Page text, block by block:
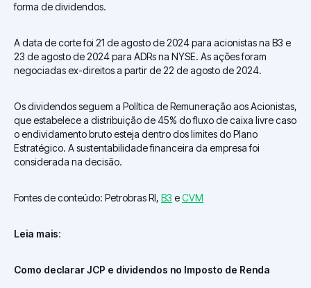
forma de dividendos.
A data de corte foi 21 de agosto de 2024 para acionistas na B3 e
23 de agosto de 2024 para ADRs na NYSE. As ações foram
negociadas ex-direitos a partir de 22 de agosto de 2024.
Os dividendos seguem a Política de Remuneração aos Acionistas,
que estabelece a distribuição de 45% do fluxo de caixa livre caso
o endividamento bruto esteja dentro dos limites do Plano
Estratégico. A sustentabilidade financeira da empresa foi
considerada na decisão.
Fontes de conteúdo: Petrobras RI, B3 eCVM
Leia mais:
Como declarar JCP e dividendos no Imposto de Renda